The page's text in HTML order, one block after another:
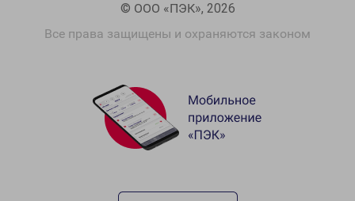
© ООО «ПЭК», 2026
Все права защищены и охраняются законом